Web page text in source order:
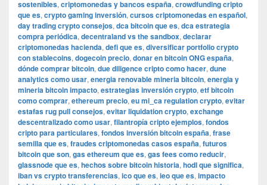
sostenibles, criptomonedas y bancos españa, crowdfunding cripto
que es, crypto gaming inversión, cursos criptomonedas en español,
day trading crypto consejos, dca bitcoin que es, dca estrategia
compra periódica, decentraland vs the sandbox, declarar
criptomonedas hacienda, defi que es, diversificar portfolio crypto
con stablecoins, dogecoin precio, donar en bitcoin ONG españa,
dónde comprar bitcoin, due diligence cripto como hacer, dune
analytics como usar, energia renovable mineria bitcoin, energia y
mineria bitcoin impacto, estrategias inversión crypto, etf bitcoin
como comprar, ethereum precio, eu mi_ca regulation crypto, evitar
estafas rug pull consejos, evitar liquidation crypto, exchange
descentralizado como usar, filantropía cripto ejemplos, fondos
cripto para particulares, fondos inversión bitcoin españa, frase
semilla que es, fraudes criptomonedas casos españa, futuros
bitcoin que son, gas ethereum que es, gas fees como reducir,
glassnode que es, hechos sobre bitcoin historia, hodl que significa,
iban vs crypto transferencias, ico que es, ieo que es, impacto